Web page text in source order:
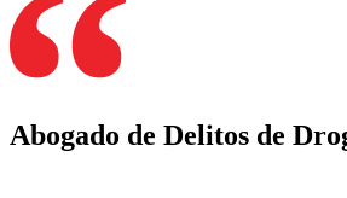
Abogado de Delitos de